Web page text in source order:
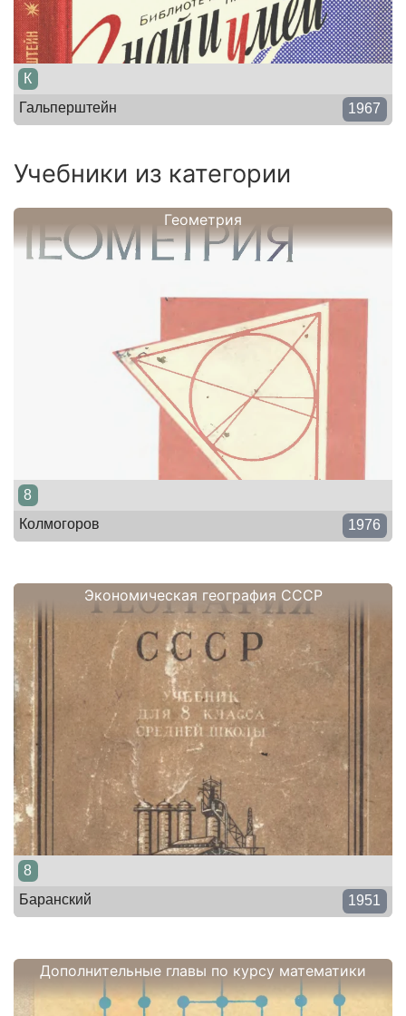
К
Гальперштейн
1967
Учебники из категории
Геометрия
8
Колмогоров
1976
Экономическая география СССР
8
Баранский
1951
Дополнительные главы по курсу математики